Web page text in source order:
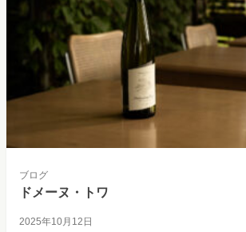
ブログ
ドメーヌ・トワ
2025年10月12日